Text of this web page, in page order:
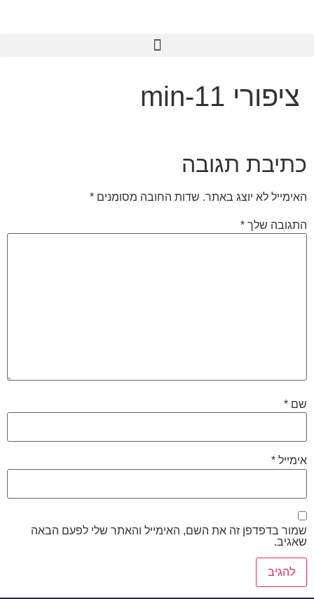
ציפורי 11-min
כתיבת תגובה
האימייל לא יוצג באתר. שדות החובה מסומנים *
התגובה שלך *
שם *
אימייל *
שמור בדפדפן זה את השם, האימייל והאתר שלי לפעם הבאה
שאגיב.